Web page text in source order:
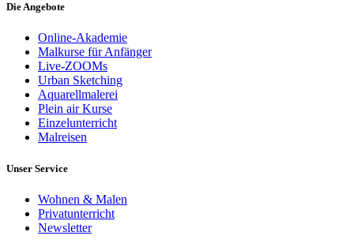
Die Angebote
Online-Akademie
Malkurse für Anfänger
Live-ZOOMs
Urban Sketching
Aquarellmalerei
Plein air Kurse
Einzelunterricht
Malreisen
Unser Service
Wohnen & Malen
Privatunterricht
Newsletter